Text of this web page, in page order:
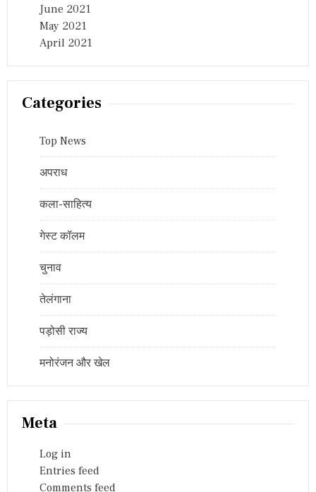
June 2021
May 2021
April 2021
Categories
Top News
अपराध
कला-साहित्य
गेस्ट कॉलम
चुनाव
तेलंगाना
पड़ोसी राज्य
मनोरंजन और खेल
Meta
Log in
Entries feed
Comments feed